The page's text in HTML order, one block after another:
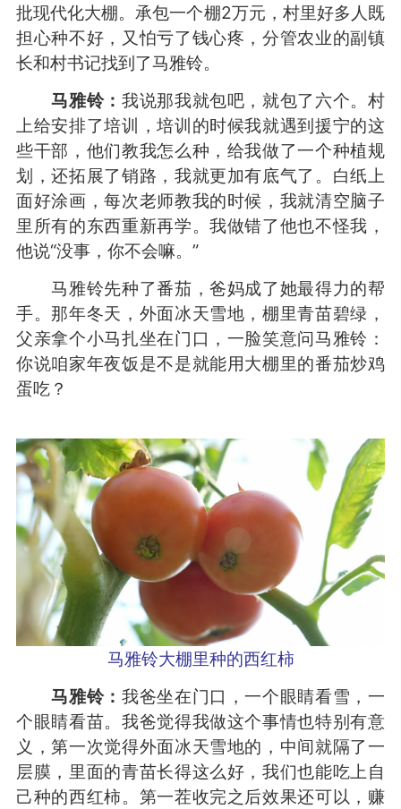
批现代化大棚。承包一个棚2万元，村里好多人既
担心种不好，又怕亏了钱心疼，分管农业的副镇
长和村书记找到了马雅铃。
马雅铃： 我说那我就包吧，就包了六个。村
上给安排了培训，培训的时候我就遇到援宁的这
些干部，他们教我怎么种，给我做了一个种植规
划，还拓展了销路，我就更加有底气了。白纸上
面好涂画，每次老师教我的时候，我就清空脑子
里所有的东西重新再学。我做错了他也不怪我，
他说“没事，你不会嘛。”
马雅铃先种了番茄，爸妈成了她最得力的帮
手。那年冬天，外面冰天雪地，棚里青苗碧绿，
父亲拿个小马扎坐在门口，一脸笑意问马雅铃：
你说咱家年夜饭是不是就能用大棚里的番茄炒鸡
蛋吃？
马雅铃大棚里种的西红柿
马雅铃： 我爸坐在门口，一个眼睛看雪，一
个眼睛看苗。我爸觉得我做这个事情也特别有意
义，第一次觉得外面冰天雪地的，中间就隔了一
层膜，里面的青苗长得这么好，我们也能吃上自
己种的西红柿。第一茬收完之后效果还可以，赚